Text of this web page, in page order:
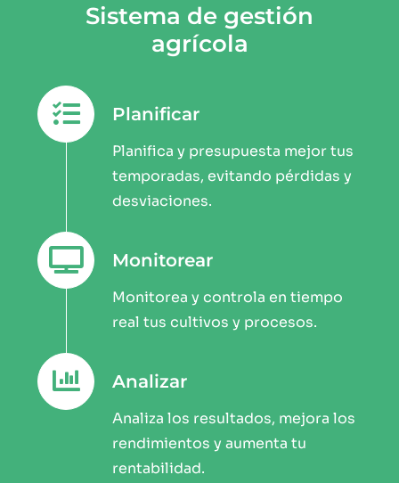
Sistema de gestión
agrícola
Planificar
Planifica y presupuesta mejor tus
temporadas, evitando pérdidas y
desviaciones.
Monitorear
Monitorea y controla en tiempo
real tus cultivos y procesos.
Analizar
Analiza los resultados, mejora los
rendimientos y aumenta tu
rentabilidad.